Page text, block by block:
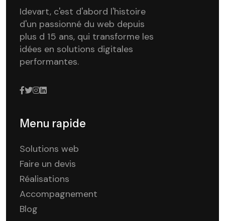
Idevart, c'est d'abord l'histoire
d'un passionné du web depuis
plus d 15 ans, qui transforme les
idées en solutions digitales
performantes.
Menu rapide
Solutions web
Faire un devis
Réalisations
Accompagnement
Blog